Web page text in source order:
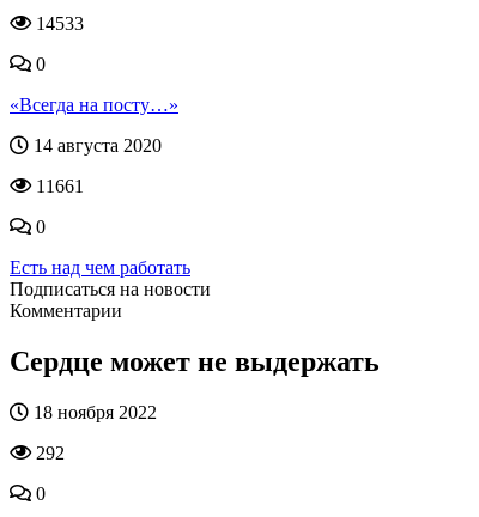
14533
0
«Всегда на посту…»
14 августа 2020
11661
0
Есть над чем работать
Подписаться на новости
Комментарии
Сердце может не выдержать
18 ноября 2022
292
0